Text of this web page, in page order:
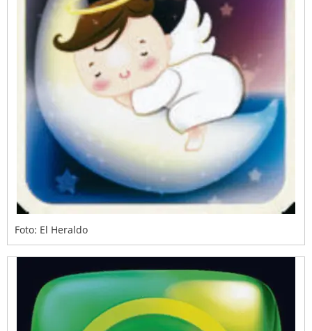
Foto: El Heraldo